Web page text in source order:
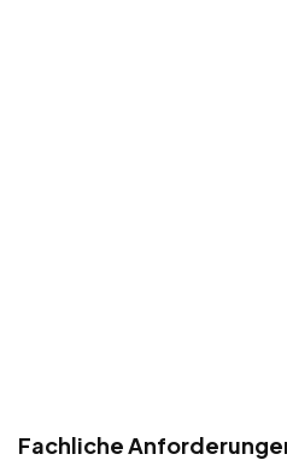
Fachliche